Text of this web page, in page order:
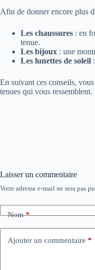
Afin de donner encore plus
Les chaussures : en
tenue.
Les bijoux : une
Les lunettes de soleil
En suivant ces conseils,
tenues qui vous ressemblent.
Laisser un commentaire
Votre adresse e-mail ne sera pas
Nom*
Ajouter un commentaire *